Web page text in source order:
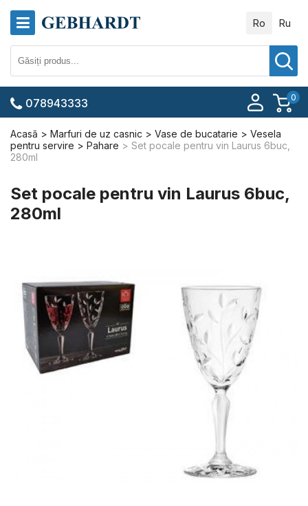
Ro Ru
0
078943333
Acasă Marfuri de uz casnic Vase de bucatarie
Vesela
pentru servire
Pahare
Set pocale pentru vin Laurus 6buc,
280ml
Set pocale pentru vin Laurus 6buc,
280ml